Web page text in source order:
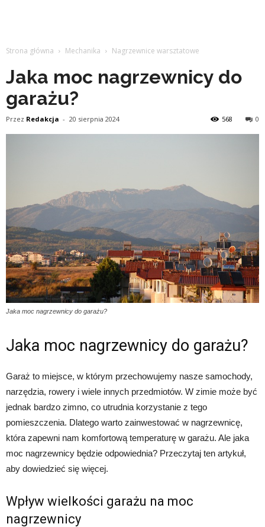
Strona główna Mechanika Nagrzewnice warsztatowe
Jaka moc nagrzewnicy do
garażu?
Przez Redakcja - 20 sierpnia 2024 0
568
Jaka moc nagrzewnicy do garażu?
Jaka moc nagrzewnicy do garażu?
Garaż to miejsce, w którym przechowujemy nasze samochody,
narzędzia, rowery i wiele innych przedmiotów. W zimie może być
jednak bardzo zimno, co utrudnia korzystanie z tego
pomieszczenia. Dlatego warto zainwestować w nagrzewnicę,
która zapewni nam komfortową temperaturę w garażu. Ale jaka
moc nagrzewnicy będzie odpowiednia? Przeczytaj ten artykuł,
aby dowiedzieć się więcej.
Wpływ wielkości garażu na moc
nagrzewnicy